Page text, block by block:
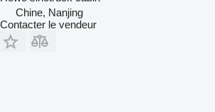
Chine, Nanjing
Contacter le vendeur